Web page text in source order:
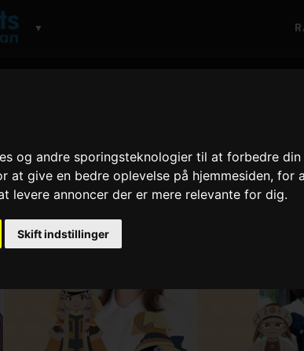
og andre sporingsteknologier til at forbedre
at give en bedre oplevelse på hjemmesiden,for
levere annoncer der er mere relevante for dig.
Skift indstillinger
▼